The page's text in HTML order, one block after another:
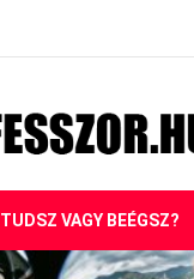
TUDSZ VAGY BEÉGSZ?